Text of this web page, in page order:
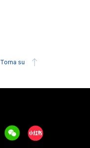
Torna su
WeechatXiaohongshu/